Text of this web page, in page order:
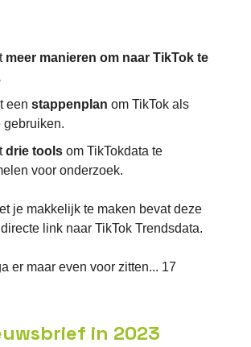
meer manieren om naar TikTok te
een stappenplan om TikTok als
gebruiken.
drie tools om TikTokdata te
voor onderzoek.
je makkelijk te maken bevat deze
link naar TikTok Trendsdata.
er maar even voor zitten... 17
in 2023